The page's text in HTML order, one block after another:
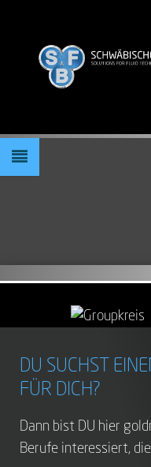
DU SUCHST
FÜR DICH?
Dann bist DU hier
Berufe interessiert,